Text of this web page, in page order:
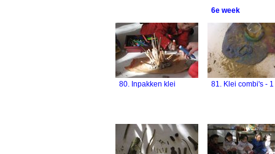
80. Inpakken klei
6e week
81. Klei combi's - 1